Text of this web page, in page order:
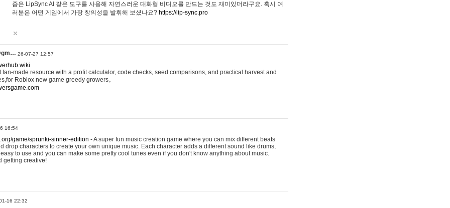
즘은 LipSync AI 같은 도구를 사용해 자연스러운 대화형 비디오를 만드는 것도 재미있더라구요. 혹시 여
러분은 어떤 게임에서 가장 창의성을 발휘해 보셨나요? https://lip-sync.pro
26-07-27 12:57
made resource with a profit calculator, code checks, seed comparisons, and practical harvest and
Roblox new game greedy growers。
16:54
game/sprunki-sinner-edition - A super fun music creation game where you can mix different beats
drop characters to create your own unique music. Each character adds a different sound like drums,
to use and you can make some pretty cool tunes even if you don't know anything about music.
getting creative!
16 22:32